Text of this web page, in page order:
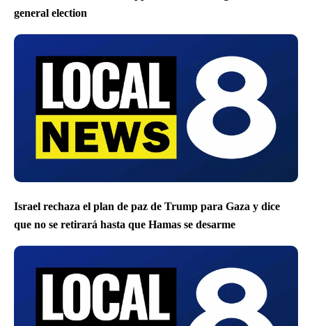
general election
Israel rechaza el plan de paz de Trump para Gaza y dice
que no se retirará hasta que Hamas se desarme